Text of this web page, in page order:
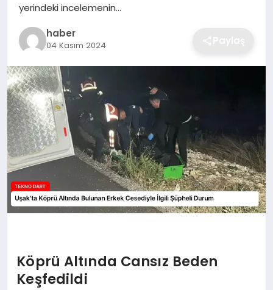
TEKNOLOJI
yerindeki incelemenin…
haber
04 Kasım 2024
Köprü Altında Cansız Beden
Keşfedildi